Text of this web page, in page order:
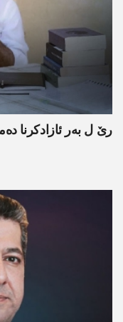
رێ ل بەر ئازادکرنا